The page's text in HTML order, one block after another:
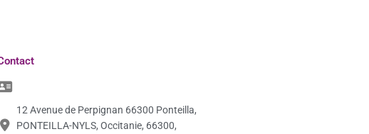
12 Avenue de Perpignan 66300 Ponteilla,
PONTEILLA-NYLS, Occitanie, 66300,